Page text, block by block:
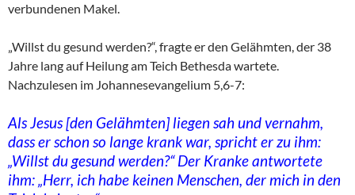
verbundenen Makel.
„Willst du gesund werden?“, fragte er den Gelähmten, der 38
Jahre lang auf Heilung am Teich Bethesda wartete.
Nachzulesen im Johannesevangelium 5,6-7:
Als Jesus [den Gelähmten] liegen sah und vernahm,
dass er schon so lange krank war, spricht er zu ihm:
„Willst du gesund werden?“ Der Kranke antwortete
ihm: „Herr, ich habe keinen Menschen, der mich in den